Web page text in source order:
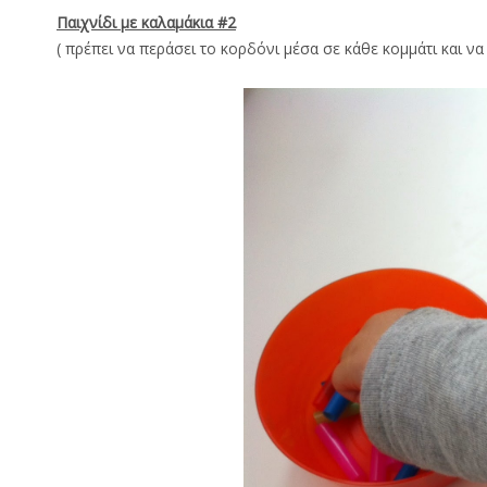
Παιχνίδι με καλαμάκια #2
( πρέπει να περάσει το κορδόνι μέσα σε κάθε κομμάτι και να